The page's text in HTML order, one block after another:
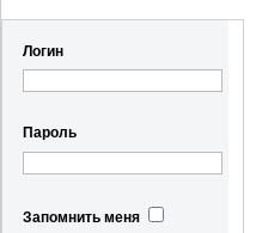
Логин
Пароль
Запомнить меня